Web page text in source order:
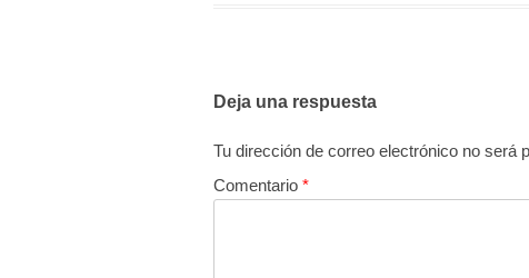
Deja una respuesta
Tu dirección de correo electrónico no será
Comentario *